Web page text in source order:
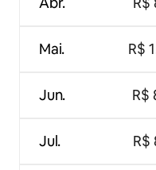
Mai.
Jun.
Jul.
R$
R$
R$